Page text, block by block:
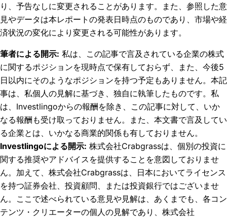
り、予告なしに変更されることがあります。また、参照した意
見やデータは本レポートの発表日時点のものであり、市場や経
済状況の変化により変更される可能性があります。
筆者による開示: 私は、この記事で言及されている企業の株式
に関するポジションを現時点で保有しておらず、また、今後5
日以内にそのようなポジションを持つ予定もありません。 本記
事は、私個人の見解に基づき、独自に執筆したものです。私
は、Investlingoからの報酬を除き、この記事に対して、いか
なる報酬も受け取っておりません。また、本文書で言及してい
る企業とは、いかなる商業的関係も有しておりません。
Investlingoによる開示: 株式会社Crabgrassは、個別の投資に
関する推奨やアドバイスを提供することを意図しておりませ
ん。加えて、株式会社Crabgrassは、日本においてライセンス
を持つ証券会社、投資顧問、または投資銀行ではございませ
ん。ここで述べられている意見や見解は、あくまでも、各コン
テンツ・クリエーターの個人の見解であり、株式会社